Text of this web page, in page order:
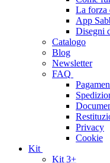
La forza
App
Disegni
Catalogo
Blog
Newsletter
FAQ
Privacy
Cookie
Kit
Kit 3+